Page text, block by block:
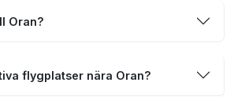
Oran?
flygplatser nära Oran?